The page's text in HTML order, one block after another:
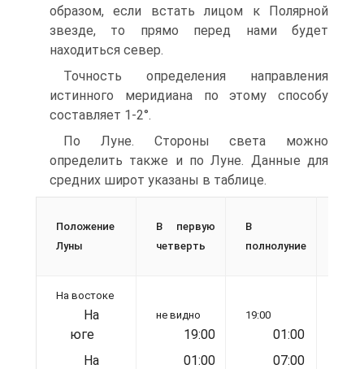
образом, если встать лицом к Полярной
звезде, то прямо перед нами будет
находиться север.
Точность определения направления
истинного меридиана по этому способу
составляет 1-2°.
По Луне. Стороны света можно
определить также и по Луне. Данные для
средних широт указаны в таблице.
Положение
Луны
В первую
четверть
В
полнолуние
На востоке
На
юге
На
не видно
19:00
01:00
19:00
01:00
07:00